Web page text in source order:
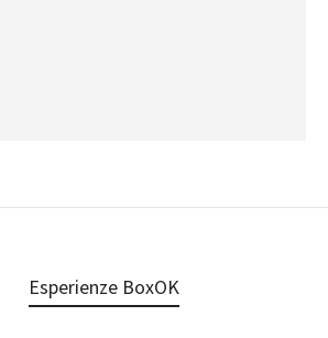
Esperienze BoxOK